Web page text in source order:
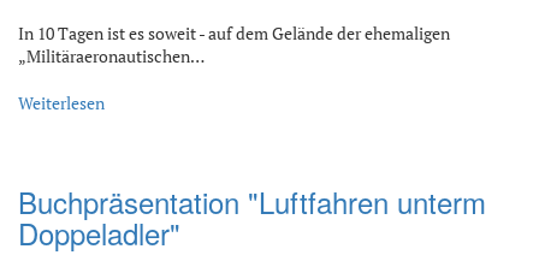
In 10 Tagen ist es soweit - auf dem Gelände der ehemaligen
„Militäraeronautischen…
Weiterlesen
Buchpräsentation "Luftfahren unterm
Doppeladler"